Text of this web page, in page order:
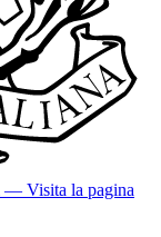
— Visita la pagina